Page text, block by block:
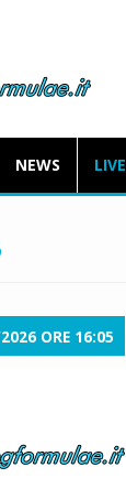
NEWS LIVE
ORE 16:05